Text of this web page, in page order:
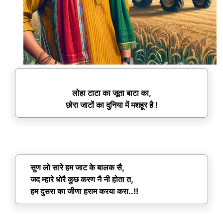
लोहा टाटा का जूता बाटा का,
छोरा जाटों का दुनिया में मशहूर है !
सुण लो सारे हम जाट के बालक सै,
जद म्हारे धोरै कुछ करण नै नी होता त,
हम दुसरा का जीणा हराम करया करा..!!